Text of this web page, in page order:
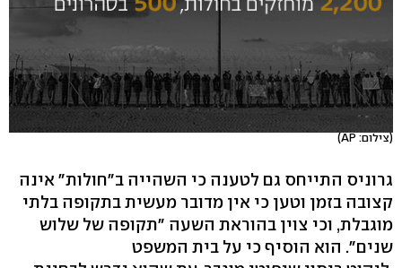
(צילום: AP)
גרוניס התייחס גם לטענה כי השהייה ב"חולות" אינה
קצובה בזמן וטען כי אין מדובר מעשית בתקופה בלתי
מוגבלת, וכי צוין בהוראת השעה "תקופה של שלוש
שנים". הוא הוסיף כי על בית המשפט